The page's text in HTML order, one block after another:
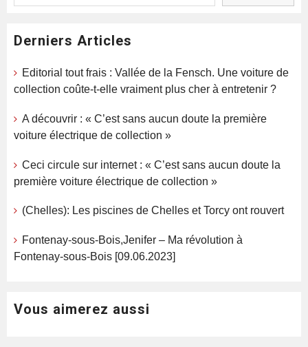
Derniers Articles
Editorial tout frais : Vallée de la Fensch. Une voiture de
collection coûte-t-elle vraiment plus cher à entretenir ?
A découvrir : « C’est sans aucun doute la première
voiture électrique de collection »
Ceci circule sur internet : « C’est sans aucun doute la
première voiture électrique de collection »
(Chelles): Les piscines de Chelles et Torcy ont rouvert
Fontenay-sous-Bois,Jenifer – Ma révolution à
Fontenay-sous-Bois [09.06.2023]
Vous aimerez aussi